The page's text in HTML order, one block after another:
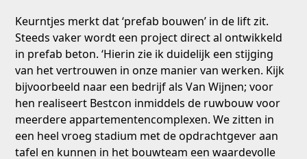
Keurntjes merkt dat ‘prefab bouwen’ in de lift zit.
Steeds vaker wordt een project direct al ontwikkeld
in prefab beton. ‘Hierin zie ik duidelijk een stijging
van het vertrouwen in onze manier van werken. Kijk
bijvoorbeeld naar een bedrijf als Van Wijnen; voor
hen realiseert Bestcon inmiddels de ruwbouw voor
meerdere appartementencomplexen. We zitten in
een heel vroeg stadium met de opdrachtgever aan
tafel en kunnen in het bouwteam een waardevolle